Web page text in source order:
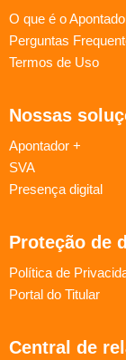
O que é o
Perguntas
Termos de Uso
Nossas
Apontador +
SVA
Presença digital
Proteção de
Política de
Portal do Titular
Central de